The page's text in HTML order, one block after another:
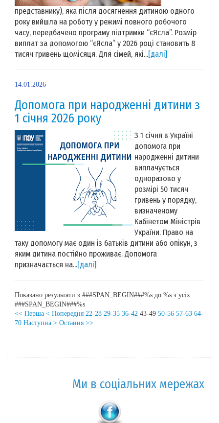
представнику), яка після досягнення дитиною одного
року вийшла на роботу у режимі повного робочого
часу, передбачено програму підтримки “єЯсла”. Розмір
виплат за допомогою “єЯсла” у 2026 році становить 8
тисяч гривень щомісяця. Для сімей, які...[далі]
14.01.2026
Допомога при народженні дитини з
1 січня 2026 року
З 1 січня в Україні
допомога при
народженні дитини
виплачується
одноразово у
розмірі 50 тисяч
гривень у порядку,
визначеному
Кабінетом Міністрів
України. Право на
таку допомогу має один із батьків дитини або опікун, з
яким дитина постійно проживає. Допомога
призначається на...[далі]
Показано результати з ###SPAN_BEGIN###%s до %s з усіх
###SPAN_BEGIN###%s
<< Перша < Попередня 22-28 29-35 36-42 43-49 50-56 57-63 64-
70 Наступна > Остання >>
Ми в соціальних мережах